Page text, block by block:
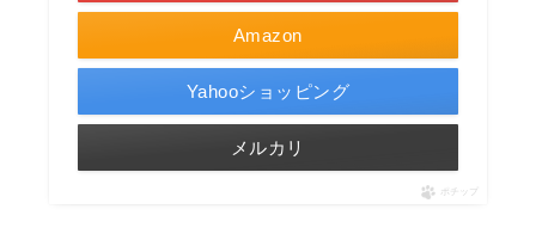
Amazon
Yahooショッピング
メルカリ
ポチップ